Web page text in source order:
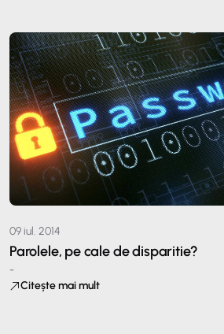
09 iul. 2014
Parolele, pe cale de disparitie?
-
Citește mai mult